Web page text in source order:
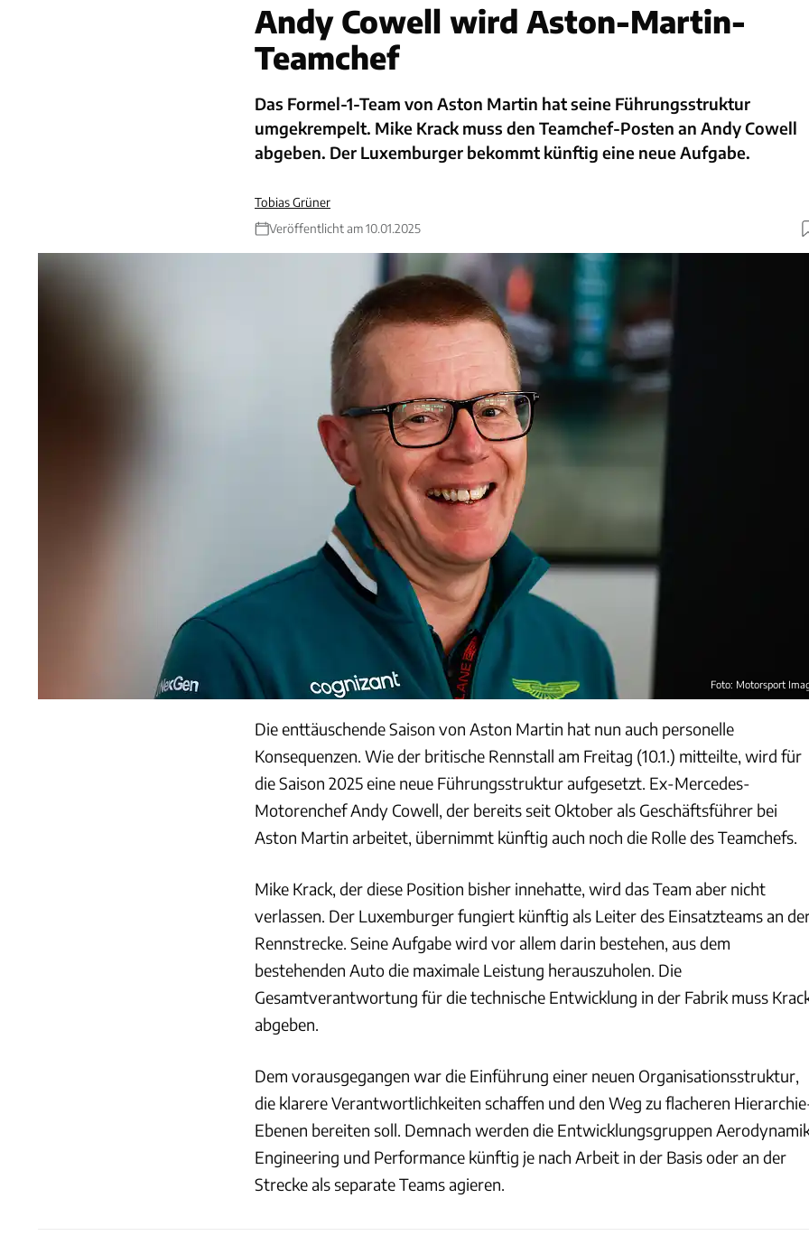
Andy Cowell wird Aston-Martin-
Teamchef
Das Formel-1-Team von Aston Martin hat seine Führungsstruktur
umgekrempelt. Mike Krack muss den Teamchef-Posten an Andy Cowell
abgeben. Der Luxemburger bekommt künftig eine neue Aufgabe.
Tobias Grüner
Veröffentlicht am 10.01.2025
Foto: Motorsport
Die enttäuschende Saison von Aston Martin hat nun auch personelle
Konsequenzen. Wie der britische Rennstall am Freitag (10.1.) mitteilte, wird für
die Saison 2025 eine neue Führungsstruktur aufgesetzt. Ex-Mercedes-
Motorenchef Andy Cowell, der bereits seit Oktober als Geschäftsführer bei
Aston Martin arbeitet, übernimmt künftig auch noch die Rolle des Teamchefs.
Mike Krack, der diese Position bisher innehatte, wird das Team aber nicht
verlassen. Der Luxemburger fungiert künftig als Leiter des Einsatzteams an
Rennstrecke. Seine Aufgabe wird vor allem darin bestehen, aus dem
bestehenden Auto die maximale Leistung herauszuholen. Die
Gesamtverantwortung für die technische Entwicklung in der Fabrik muss
abgeben.
Dem vorausgegangen war die Einführung einer neuen Organisationsstruktur,
die klarere Verantwortlichkeiten schaffen und den Weg zu flacheren
Ebenen bereiten soll. Demnach werden die Entwicklungsgruppen
Engineering und Performance künftig je nach Arbeit in der Basis oder an der
Strecke als separate Teams agieren.